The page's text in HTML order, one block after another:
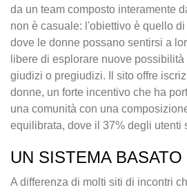
da un team composto interamente
non è casuale: l'obiettivo è quello
dove le donne possano sentirsi a
libere di esplorare nuove
giudizi o pregiudizi. Il sito offre
donne, un forte incentivo che ha
una comunità con una
equilibrata, dove il 37% degli utenti
UN SISTEMA
A differenza di molti siti di incontri